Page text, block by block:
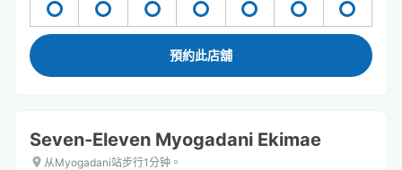
預約此店舖
Seven-Eleven Myogadani Ekimae
从Myogadani站步行1分钟。